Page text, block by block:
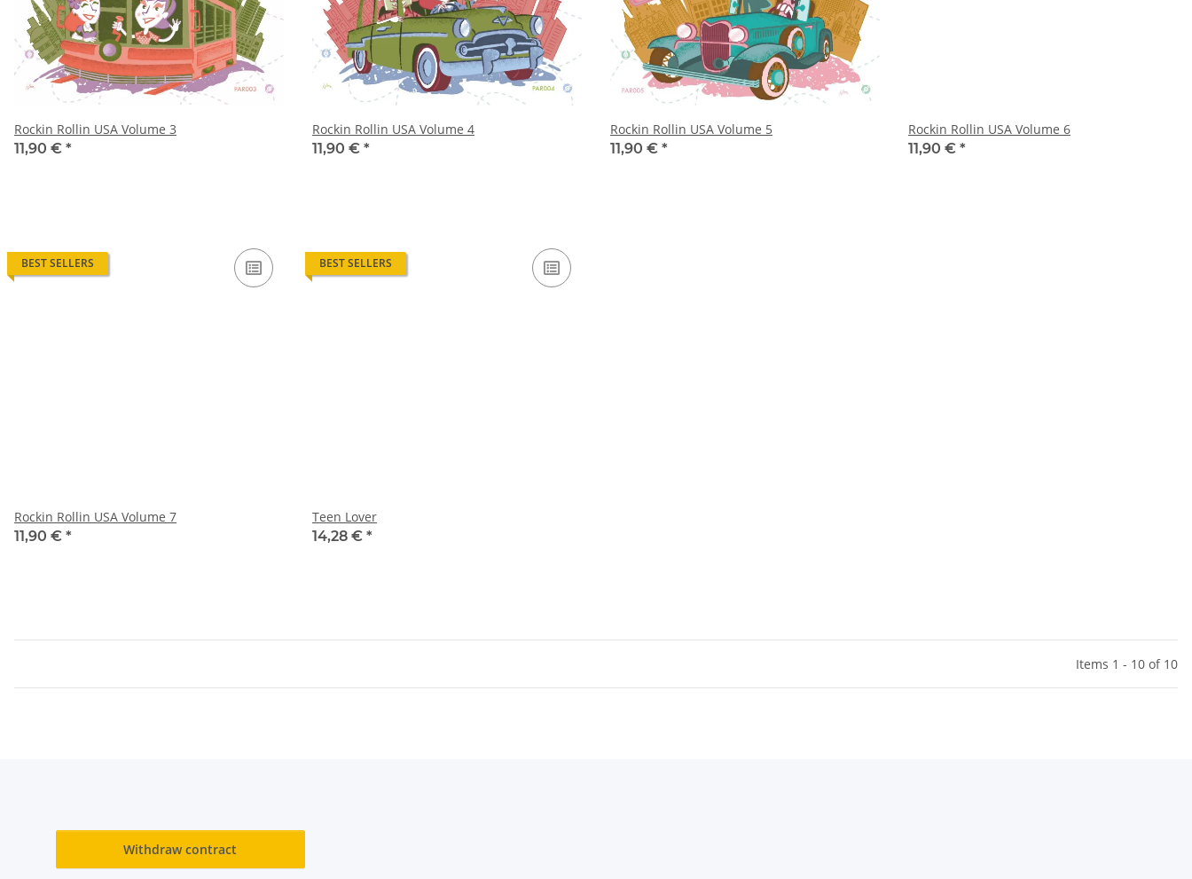
Rockin Rollin USA Volume 3
11,90 € *
Rockin Rollin USA Volume 4
11,90 € *
Rockin Rollin USA Volume 5
11,90 € *
Rockin Rollin USA Volume 6
11,90 € *
BEST SELLERS
Rockin Rollin USA Volume 7
11,90 € *
BEST SELLERS
Teen Lover
14,28 € *
Items 1 - 10 of 10
Withdraw contract